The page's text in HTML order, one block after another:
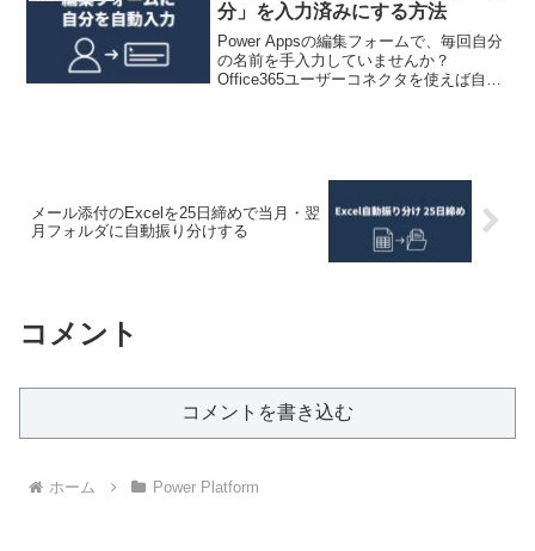
分」を入力済みにする方法
Power Appsの編集フォームで、毎回自分
の名前を手入力していませんか？
Office365ユーザーコネクタを使えば自動
メール添付のExcelを25日締めで当月・翌
月フォルダに自動振り分けする
コメント
コメントを書き込む
ホーム Power Platform